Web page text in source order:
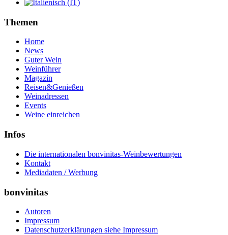
Themen
Home
News
Guter Wein
Weinführer
Magazin
Reisen&Genießen
Weinadressen
Events
Weine einreichen
Infos
Die internationalen bonvinitas-Weinbewertungen
Kontakt
Mediadaten / Werbung
bonvinitas
Autoren
Impressum
Datenschutzerklärungen siehe Impressum